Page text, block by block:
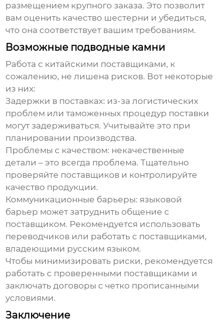
размещением крупного заказа. Это позволит
вам оценить качество шестерни и убедиться,
что она соответствует вашим требованиям.
Возможные подводные камни
Работа с китайскими поставщиками, к
сожалению, не лишена рисков. Вот некоторые
из них:
Задержки в поставках: из-за логистических
проблем или таможенных процедур поставки
могут задерживаться. Учитывайте это при
планировании производства.
Проблемы с качеством: некачественные
детали – это всегда проблема. Тщательно
проверяйте поставщиков и контролируйте
качество продукции.
Коммуникационные барьеры: языковой
барьер может затруднить общение с
поставщиком. Рекомендуется использовать
переводчиков или работать с поставщиками,
владеющими русским языком.
Чтобы минимизировать риски, рекомендуется
работать с проверенными поставщиками и
заключать договоры с четко прописанными
условиями.
Заключение